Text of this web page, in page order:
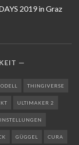
2019 in Graz
THINGIVERSE
ULTIMAKER 2
GÜGGEL CURA